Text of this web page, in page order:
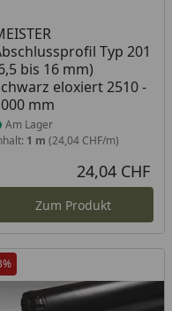
Preis
Typ 201
bis 16 mm)
eloxiert 2510 -
mm
am Lager
Am Lager
1 m (24,04 CHF/m)
24,04 CHF
Zum Produkt